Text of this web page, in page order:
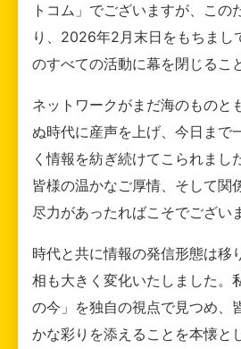
トコム」でございますが、この
り、2026年2月末日をもちまし
のすべての活動に幕を閉じるこ
ネットワークがまだ海のものと
ぬ時代に産声を上げ、今日まで
く情報を紡ぎ続けてこられまし
皆様の温かなご厚情、そして関
尽力があったればこそでござい
時代と共に情報の発信形態は移
相も大きく変化いたしました。
の今」を独自の視点で見つめ、
かな彩りを添えることを本懐と